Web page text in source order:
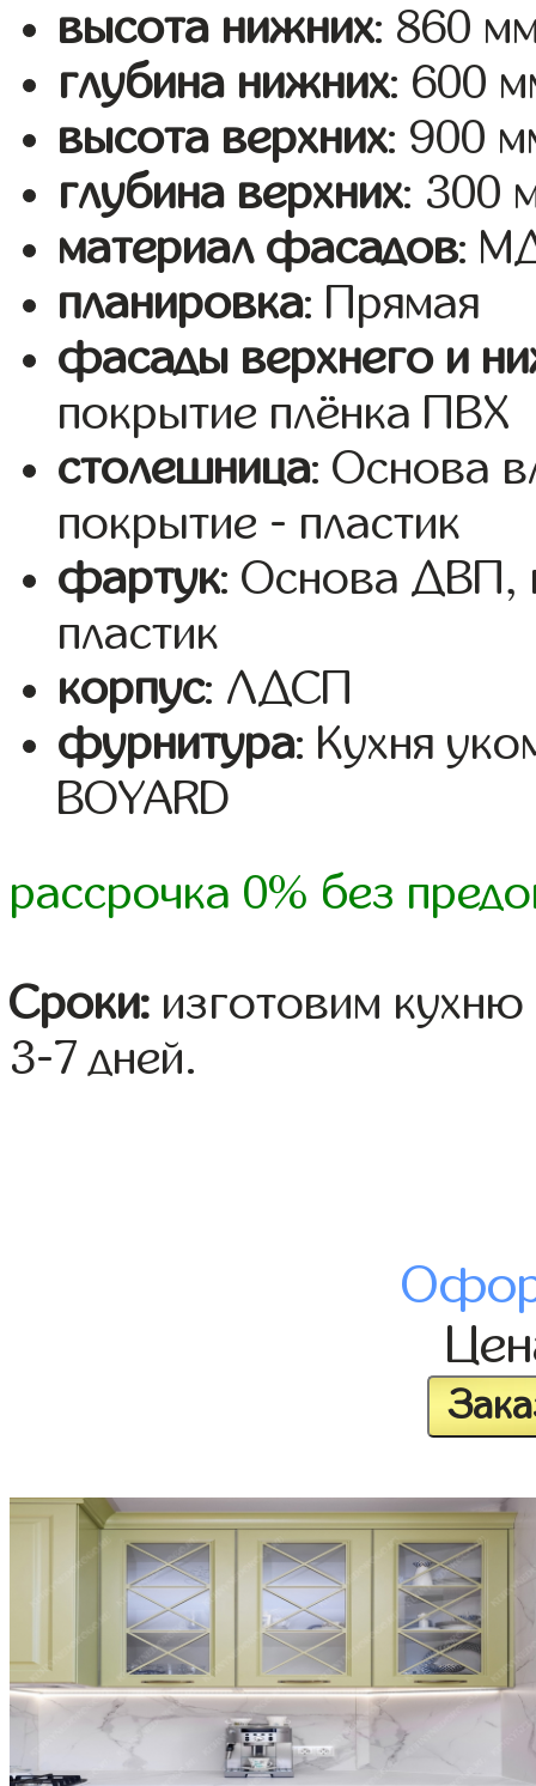
высота нижних: 860
глубина нижних: 600
высота верхних: 900
глубина верхних: 300
материал фасадов:
планировка: Прямая
фасады верхнего и
покрытие плёнка ПВХ
столешница: Основа
покрытие - пластик
фартук: Основа ДВП,
пластик
корпус: ЛДСП
фурнитура: Кухня
BOYARD
рассрочка 0% без
Сроки: изготовим
3-7 дней.